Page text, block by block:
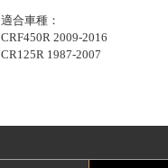
適合車種：
CRF450R 2009-2016
CR125R 1987-2007